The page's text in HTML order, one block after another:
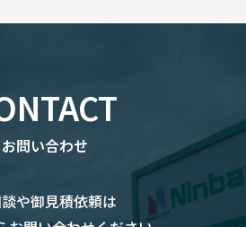
お問い合わせ
や御見積依頼は